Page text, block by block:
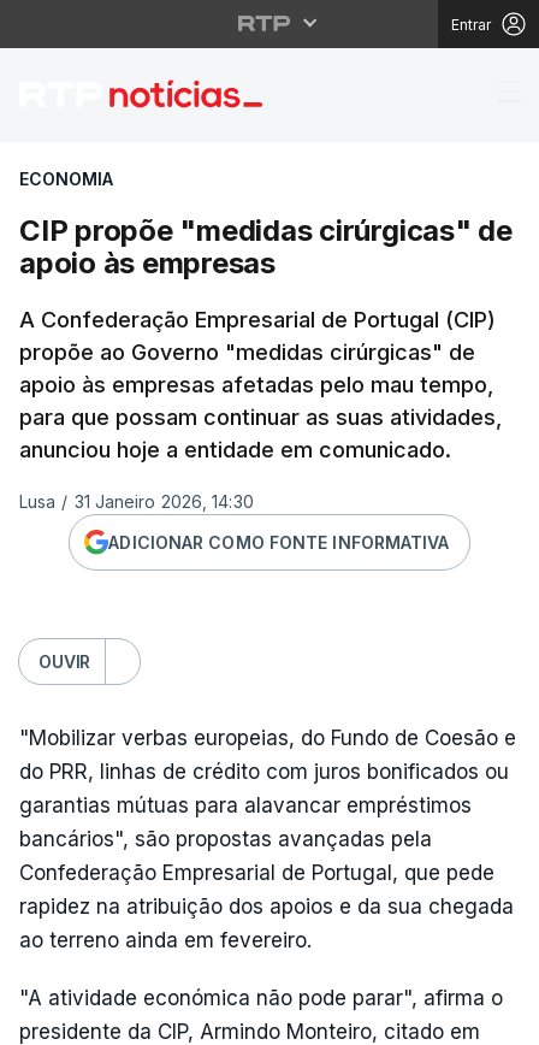
Entrar
CIP propõe "medidas
ECONOMIA
CIP propõe "medidas cirúrgicas" de
apoio às empresas
A Confederação Empresarial de Portugal (CIP)
propõe ao Governo "medidas cirúrgicas" de
apoio às empresas afetadas pelo mau tempo,
para que possam continuar as suas atividades,
anunciou hoje a entidade em comunicado.
Lusa / 31 Janeiro 2026, 14:30
ADICIONAR COMO FONTE INFORMATIVA
OUVIR
"Mobilizar verbas europeias, do Fundo de Coesão e
do PRR, linhas de crédito com juros bonificados ou
garantias mútuas para alavancar empréstimos
bancários", são propostas avançadas pela
Confederação Empresarial de Portugal, que pede
rapidez na atribuição dos apoios e da sua chegada
ao terreno ainda em fevereiro.
"A atividade económica não pode parar", afirma o
presidente da CIP, Armindo Monteiro, citado em